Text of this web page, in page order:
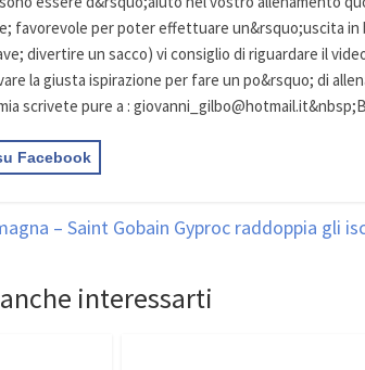
favorevole per poter effettuare un&rsquo;uscita in
divertire un sacco) vi consiglio di riguardare il
la giusta ispirazione per fare un po&rsquo; di
scrivete pure a :
Facebook
– Saint Gobain Gyproc raddoppia gli
interessarti